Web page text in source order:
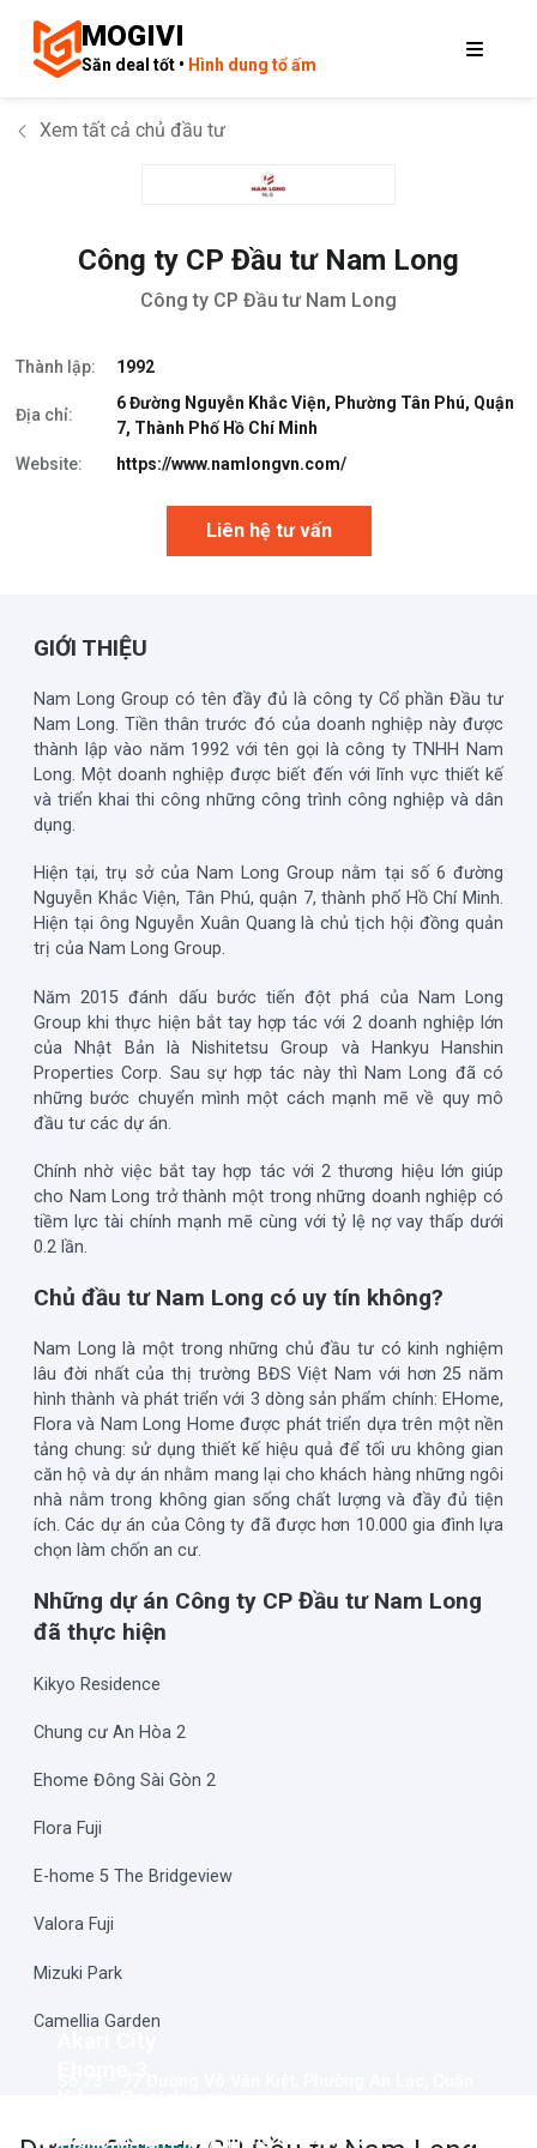
MOGIVI
Săn deal tốt • Hình dung tổ ấm
Xem tất cả chủ đầu tư
Công ty CP Đầu tư Nam Long
Công ty CP Đầu tư Nam Long
Thành lập: 1992
Địa chỉ:
6 Đường Nguyễn Khắc Viện, Phường Tân Phú, Quận
7, Thành Phố Hồ Chí Minh
Website:
https://www.namlongvn.com/
Liên hệ tư vấn
GIỚI THIỆU
Nam Long Group có tên đầy đủ là công ty Cổ phần Đầu tư
Nam Long. Tiền thân trước đó của doanh nghiệp này được
thành lập vào năm 1992 với tên gọi là công ty TNHH Nam
Long. Một doanh nghiệp được biết đến với lĩnh vực thiết kế
và triển khai thi công những công trình công nghiệp và dân
dụng.
Hiện tại, trụ sở của Nam Long Group nằm tại số 6 đường
Nguyễn Khắc Viện, Tân Phú, quận 7, thành phố Hồ Chí Minh.
Hiện tại ông Nguyễn Xuân Quang là chủ tịch hội đồng quản
trị của Nam Long Group.
Năm 2015 đánh dấu bước tiến đột phá của Nam Long
Group khi thực hiện bắt tay hợp tác với 2 doanh nghiệp lớn
của Nhật Bản là Nishitetsu Group và Hankyu Hanshin
Properties Corp. Sau sự hợp tác này thì Nam Long đã có
những bước chuyển mình một cách mạnh mẽ về quy mô
đầu tư các dự án.
Chính nhờ việc bắt tay hợp tác với 2 thương hiệu lớn giúp
cho Nam Long trở thành một trong những doanh nghiệp có
tiềm lực tài chính mạnh mẽ cùng với tỷ lệ nợ vay thấp dưới
0.2 lần.
Chủ đầu tư Nam Long có uy tín không?
Nam Long là một trong những chủ đầu tư có kinh nghiệm
lâu đời nhất của thị trường BĐS Việt Nam với hơn 25 năm
hình thành và phát triển với 3 dòng sản phẩm chính: EHome,
Flora và Nam Long Home được phát triển dựa trên một nền
tảng chung: sử dụng thiết kế hiệu quả để tối ưu không gian
căn hộ và dự án nhằm mang lại cho khách hàng những ngôi
nhà nằm trong không gian sống chất lượng và đầy đủ tiện
ích. Các dự án của Công ty đã được hơn 10.000 gia đình lựa
chọn làm chốn an cư.
Những dự án Công ty CP Đầu tư Nam Long
đã thực hiện
Kikyo Residence
Chung cư An Hòa 2
Ehome Đông Sài Gòn 2
Flora Fuji
E-home 5 The Bridgeview
Valora Fuji
Mizuki Park
Camellia Garden
Đường Song Hành, Phường Phú Hữu, Quận 9, Thành phố